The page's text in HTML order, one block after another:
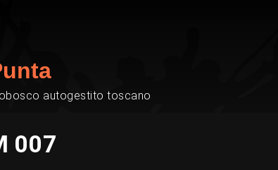
autogestito toscano
007